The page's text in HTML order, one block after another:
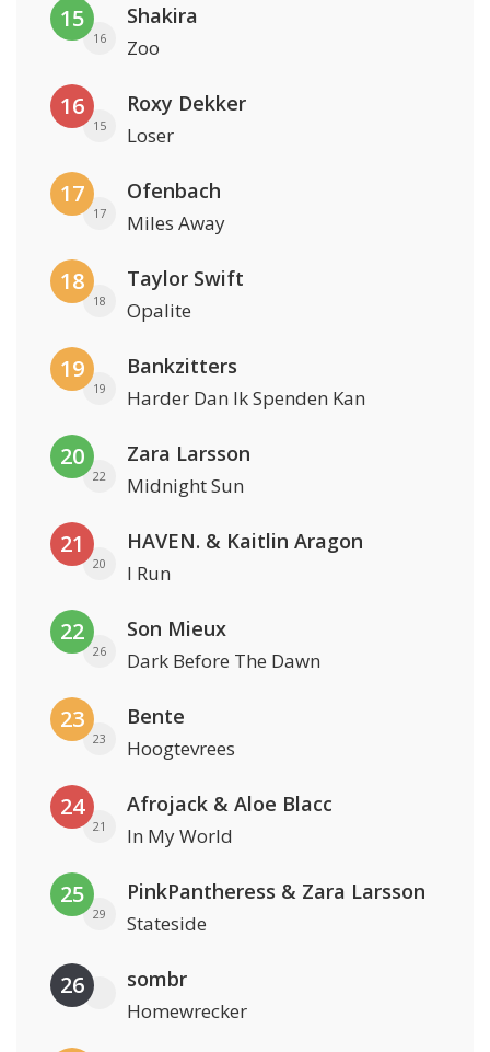
15
16
Shakira
Zoo
16
15
Roxy Dekker
Loser
17
17
Ofenbach
Miles Away
18
18
Taylor Swift
Opalite
19
19
Bankzitters
Harder Dan Ik Spenden Kan
20
22
Zara Larsson
Midnight Sun
21
20
HAVEN. & Kaitlin Aragon
I Run
22
26
Son Mieux
Dark Before The Dawn
23
23
Bente
Hoogtevrees
24
21
Afrojack & Aloe Blacc
In My World
25
29
PinkPantheress & Zara Larsson
Stateside
26 sombr
Homewrecker